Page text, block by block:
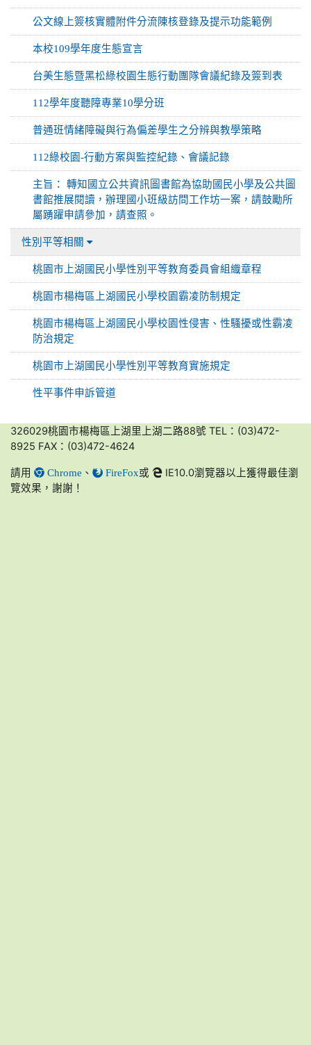
公文線上簽核實體附件分流陳核登錄及提示功能範例
本校109學年度生態宣言
台美生態暨黑松綠校園生態行動團隊會議紀錄及簽到表
112學年度聽障專業10學分班
普通班情緒障礙與行為偏差學生之分辨與教學策略
112綠校園-行動方案與監控紀錄、會議記錄
主旨： 轉知國立公共資訊圖書館為協助國民小學及公共圖
書館推展閱讀，辦理國小班級訪問工作坊一案，請鼓勵所
屬踴躍申請參加，請查照。
性別平等相關
桃園市上湖國民小學性別平等教育委員會組織章程
桃園市楊梅區上湖國民小學校園霸凌防制規定
桃園市楊梅區上湖國民小學校園性侵害、性騷擾或性霸凌
防治規定
桃園市上湖國民小學性別平等教育實施規定
性平事件申訴管道
326029桃園市楊梅區上湖里上湖二路88號 TEL：(03)472-
8925 FAX：(03)472-4624
請用 Chrome 、 FireFox或
IE10.0瀏覽器以上獲得最佳瀏
覽效果，謝謝！